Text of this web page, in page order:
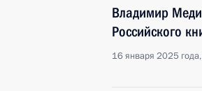
Владимир
Российского
16 января 2025